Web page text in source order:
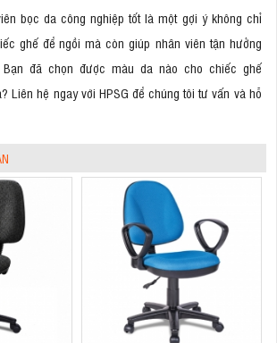
bọc da công nghiệp tốt là một gợi ý không chỉ
ghế để ngồi mà còn giúp nhân viên tận hưởng
đã chọn được màu da nào cho chiếc ghế
Liên hệ ngay với HPSG để chúng tôi tư vấn và hỗ